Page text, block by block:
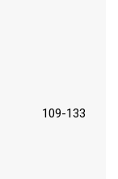
109-133